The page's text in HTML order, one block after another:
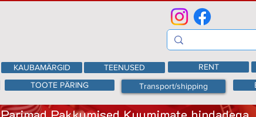
KAUBAMÄRGID TEENUSED RENT
TOOTE PÄRING
Transport/shipping